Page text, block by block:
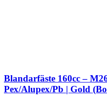
Blandarfäste 160cc –
Pex/Alupex/Pb | Gold